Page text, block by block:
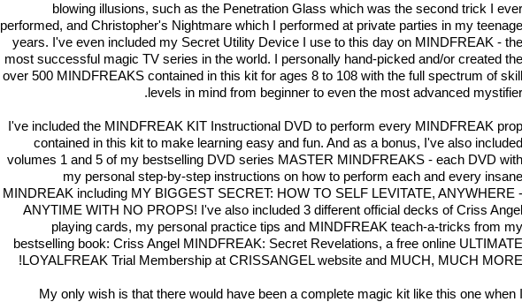
blowing illusions, such as the Penetration Glass which was the second trick I ever
performed, and Christopher's Nightmare which I performed at private parties in my teenage
years. I've even included my Secret Utility Device I use to this day on MINDFREAK - the
most successful magic TV series in the world. I personally hand-picked and/or created the
over 500 MINDFREAKS contained in this kit for ages 8 to 108 with the full spectrum of skill
levels in mind from beginner to even the most advanced mystifier.
I've included the MINDFREAK KIT Instructional DVD to perform every MINDFREAK prop
contained in this kit to make learning easy and fun. And as a bonus, I've also included
volumes 1 and 5 of my bestselling DVD series MASTER MINDFREAKS - each DVD with
my personal step-by-step instructions on how to perform each and every insane
MINDREAK including MY BIGGEST SECRET: HOW TO SELF LEVITATE, ANYWHERE -
ANYTIME WITH NO PROPS! I've also included 3 different official decks of Criss Angel
playing cards, my personal practice tips and MINDFREAK teach-a-tricks from my
bestselling book: Criss Angel MINDFREAK: Secret Revelations, a free online ULTIMATE
LOYALFREAK Trial Membership at CRISSANGEL website and MUCH, MUCH MORE!
My only wish is that there would have been a complete magic kit like this one when I